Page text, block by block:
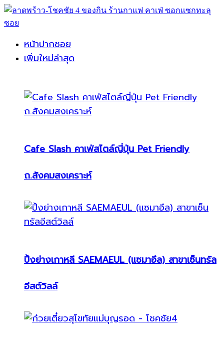
หน้าปากซอย
เพิ่มใหม่ล่าสุด
Cafe Slash คาเฟ่สไตล์ญี่ปุ่น Pet Friendly
ถ.สังคมสงเคราะห์
ปิ้งย่างเกาหลี SAEMAEUL (แซมาอึล) สาขาเซ็นทรัล
อีสต์วิลล์